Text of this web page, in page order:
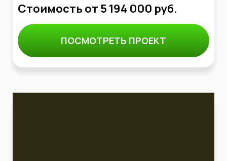
Стоимость от 5 194 000 руб.
ПОСМОТРЕТЬ ПРОЕКТ